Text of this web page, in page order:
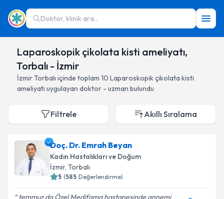
Doktor, klinik ara...
Laparoskopik çikolata kisti ameliyatı,
Torbalı - İzmir
İzmirTorbalı içinde toplam 10 Laparoskopik çikolata kisti
ameliyatı uygulayan doktor - uzman bulundu
Filtrele Akıllı Sıralama
Doç. Dr. Emrah Beyan
Kadın Hastalıkları ve Doğum
İzmir, Torbalı
5 (585 Değerlendirme)
temmuz da Özel Medifama hastanesinde annemi